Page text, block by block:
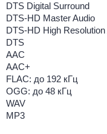
DTS Digital Surround
DTS-HD Master Audio
DTS-HD High Resolution
DTS
AAC
AAC+
FLAC: до 192 кГц
OGG: до 48 кГц
WAV
MP3